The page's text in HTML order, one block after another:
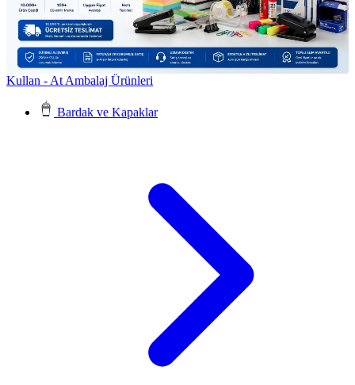
Kullan - At Ambalaj Ürünleri
Bardak ve Kapaklar